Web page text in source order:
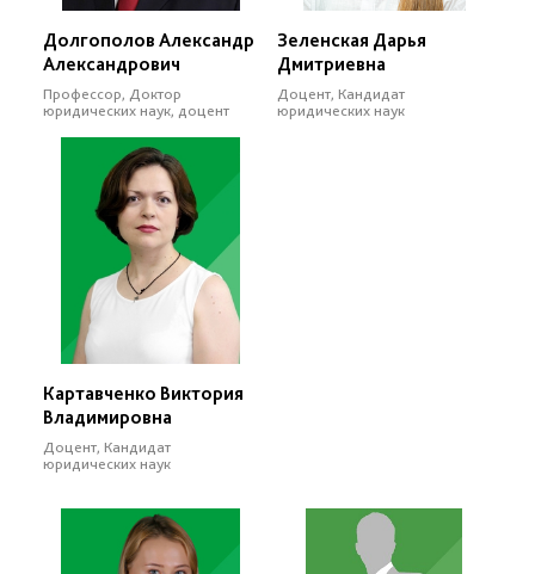
Долгополов Александр
Александрович
Профессор, Доктор
юридических наук, доцент
Зеленская Дарья
Дмитриевна
Доцент, Кандидат
юридических наук
Картавченко Виктория
Владимировна
Доцент, Кандидат
юридических наук